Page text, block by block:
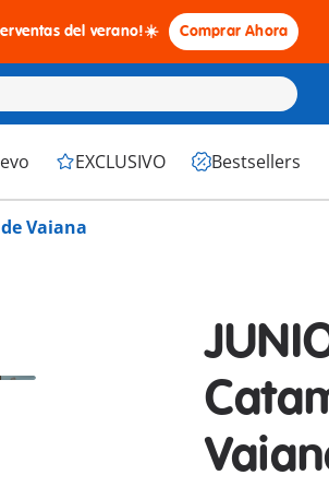
del verano!☀️ Comprar Ahora
EXCLUSIVO Bestsellers
Vaiana